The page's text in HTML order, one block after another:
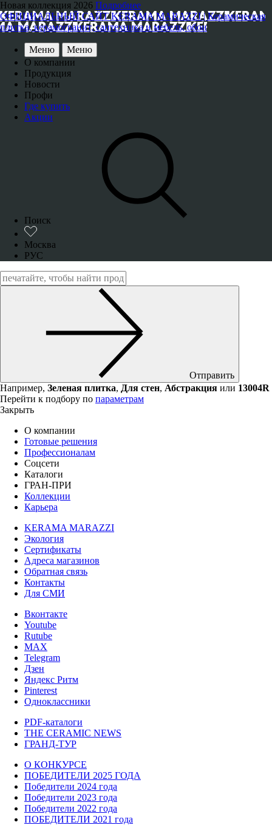
Новая коллекция 2026 Подробнее
ОФИЦИАЛЬНЫЙ САЙТ KERAMA MARAZZI | Керамическая
плитка, керамогранит, сантехника и мебель, обои
Меню
Меню
О компании
Продукция
Новости
Профи
Где купить
Акции
Поиск
Москва
РУС
Отправить
Например, Зеленая плитка, Для стен, Абстракция или 13004R
Перейти к подбору по параметрам
Закрыть
О компании
Готовые решения
Профессионалам
Соцсети
Каталоги
ГРАН-ПРИ
Коллекции
Карьера
KERAMA MARAZZI
Экология
Сертификаты
Адреса магазинов
Обратная связь
Контакты
Для СМИ
Вконтакте
Youtube
Rutube
MAX
Telegram
Дзен
Яндекс Ритм
Pinterest
Одноклассники
PDF-каталоги
THE CERAMIC NEWS
ГРАНД-ТУР
О КОНКУРСЕ
ПОБЕДИТЕЛИ 2025 ГОДА
Победители 2024 года
Победители 2023 года
Победители 2022 года
ПОБЕДИТЕЛИ 2021 года